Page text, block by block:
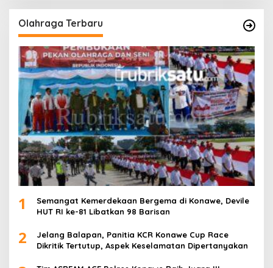
Olahraga Terbaru
1
Semangat Kemerdekaan Bergema di Konawe, Devile
HUT RI ke-81 Libatkan 98 Barisan
2
Jelang Balapan, Panitia KCR Konawe Cup Race
Dikritik Tertutup, Aspek Keselamatan Dipertanyakan